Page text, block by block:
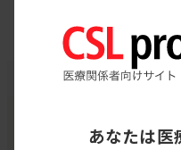
CSL pro 製品情報 ア
ガラダシマブ（遺伝子組換え）
あなたは医